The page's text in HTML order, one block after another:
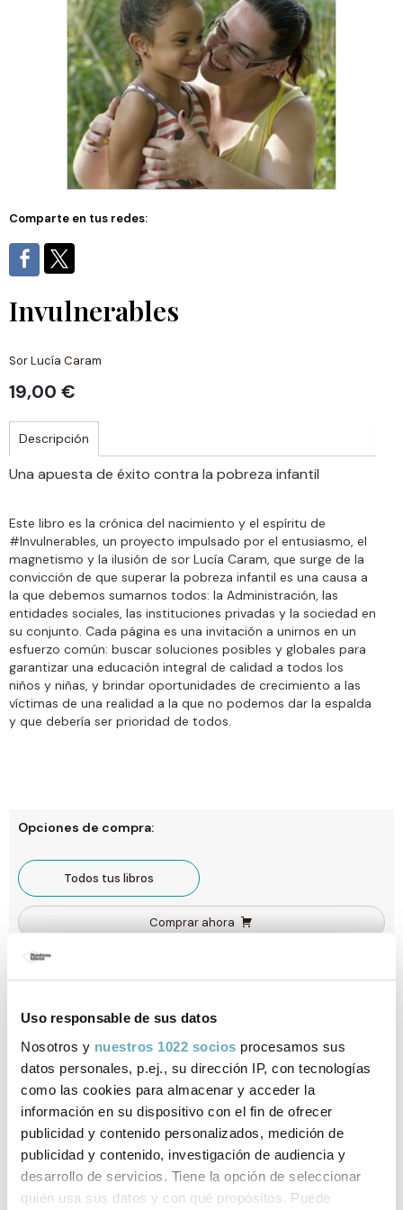
Uso responsable de sus datos
Nosotros y nuestros 1022 socios procesamos sus
datos personales, p.ej., su dirección IP, con tecnologías
como las cookies para almacenar y acceder la
información en su dispositivo con el fin de ofrecer
publicidad y contenido personalizados, medición de
publicidad y contenido, investigación de audiencia y
desarrollo de servicios. Tiene la opción de seleccionar
quién usa sus datos y con qué propósitos. Puede
Comparte en tus redes:
Invulnerables
Sor Lucía Caram
19,00 €
Descripción
Una apuesta de éxito contra la pobreza infantil
Este libro es la crónica del nacimiento y el espíritu de
#Invulnerables, un proyecto impulsado por el entusiasmo, el
magnetismo y la ilusión de sor Lucía Caram, que surge de la
convicción de que superar la pobreza infantil es una causa a
la que debemos sumarnos todos: la Administración, las
entidades sociales, las instituciones privadas y la sociedad en
su conjunto. Cada página es una invitación a unirnos en un
esfuerzo común: buscar soluciones posibles y globales para
garantizar una educación integral de calidad a todos los
niños y niñas, y brindar oportunidades de crecimiento a las
víctimas de una realidad a la que no podemos dar la espalda
y que debería ser prioridad de todos.
Opciones de compra:
Todos tus libros
Comprar ahora
Ficha técnica
ISBN: 978-84-18285-01-1
Páginas:280
Tema:Sociología / Antropología